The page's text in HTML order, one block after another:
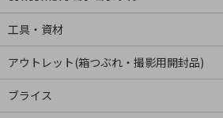
工具・資材
アウトレット(箱つぶれ・撮影用開封品)
ブライス